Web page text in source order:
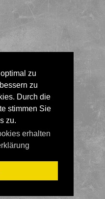
zu
zu
Durch die
stimmen Sie
zu.
erhalten